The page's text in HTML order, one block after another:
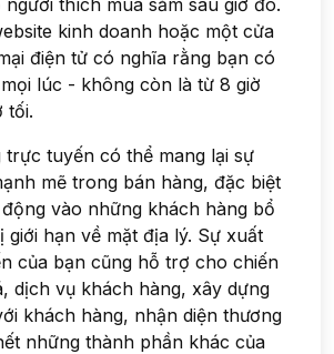
thích mua sắm sau giờ đó.
kinh doanh hoặc một cửa
điện tử có nghĩa rằng bạn có
lúc - không còn là từ 8 giờ
tối.
trực tuyến có thể mang lại sự
mẽ trong bán hàng, đặc biệt
vào những khách hàng bổ
giới hạn về mặt địa lý. Sự xuất
của bạn cũng hỗ trợ cho chiến
dịch vụ khách hàng, xây dựng
khách hàng, nhận diện thương
những thành phần khác của